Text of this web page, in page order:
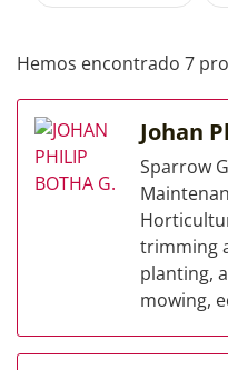
Hemos encontrado 7
Johan
Sparrow
trimming
planting,
mowing,